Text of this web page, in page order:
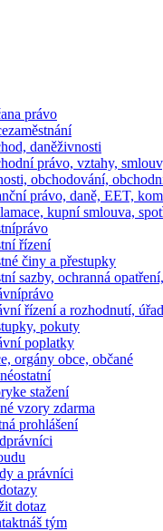
a právo
zaměstnání
daněživnosti
právo, vztahy,
obchodování,
právo, daně, EET,
kupní smlouva,
právo
řízení
činy a přestupky
sazby, ochranná
právo
řízení a rozhodnutí,
pokuty
poplatky
orgány obce, občané
ostatní
ke stažení
vzory zdarma
prohlášení
právníci
a právníci
dotazy
dotaz
náš tým